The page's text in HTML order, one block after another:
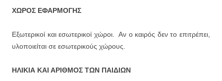
ΧΩΡΟΣ ΕΦΑΡΜΟΓΗΣ
Εξωτερικοί και εσωτερικοί χώροι. Αν ο καιρός δεν το επιτρέπει,
υλοποιείται σε εσωτερικούς χώρους.
ΗΛΙΚΙΑ ΚΑΙ ΑΡΙΘΜΟΣ ΤΩΝ ΠΑΙΔΙΩΝ